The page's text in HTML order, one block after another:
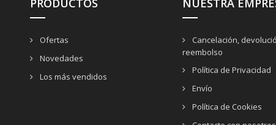
PRODUCTOS
Ofertas
Novedades
Los más vendidos
NUESTRA
Cancelación,
reembolso
Política de Privacidad
Envío
Política de Cookies